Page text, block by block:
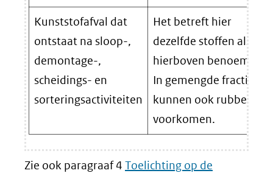
Kunststofafval dat
ontstaat na sloop-,
demontage-,
scheidings- en
sorteringsactiviteiten
Het betreft hier
dezelfde stoffen als
hierboven benoemd.
In gemengde fracties
kunnen ook rubbers
voorkomen.
Zie ook paragraaf 4 Toelichting op de